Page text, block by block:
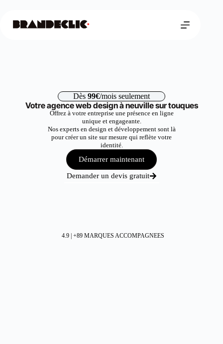
Dès 99€/mois seulement
Votre agence web design à neuville sur touques
Offrez à votre entreprise une présence en ligne
unique et engageante.
Nos experts en design et développement sont là
pour créer un site sur mesure qui reflète votre
identité.
Démarrer maintenant
Demander un devis gratuit
4.9 | +89 MARQUES ACCOMPAGNEES